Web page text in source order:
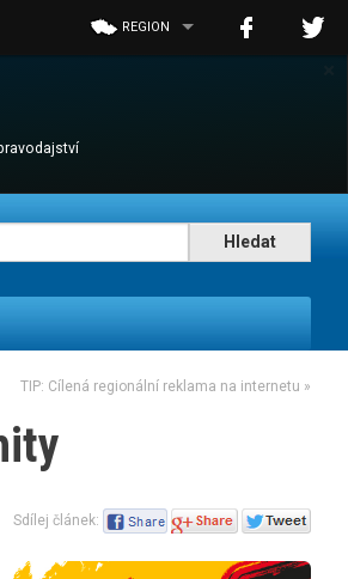
REGION
TIP: Cílená regionální reklama na internetu »
Sdílej článek: